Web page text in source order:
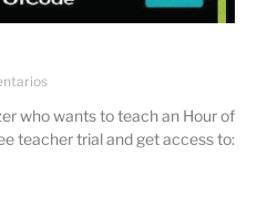
who wants to teach an Hour of
teacher trial and get access to: